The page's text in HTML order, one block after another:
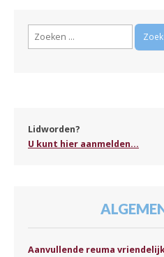
Zoeken
Lidworden?
U kunt hier aanmelden...
Aanvullende reuma